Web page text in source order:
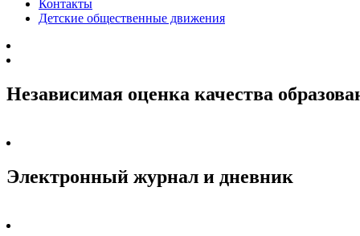
Контакты
Детские общественные движения
Независимая оценка качества
Электронный журнал и дневник